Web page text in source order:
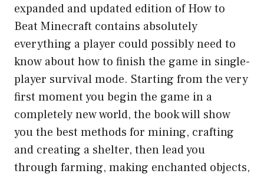
expanded and updated edition of How to
Beat Minecraft contains absolutely
everything a player could possibly need to
know about how to finish the game in single-
player survival mode. Starting from the very
first moment you begin the game in a
completely new world, the book will show
you the best methods for mining, crafting
and creating a shelter, then lead you
through farming, making enchanted objects,